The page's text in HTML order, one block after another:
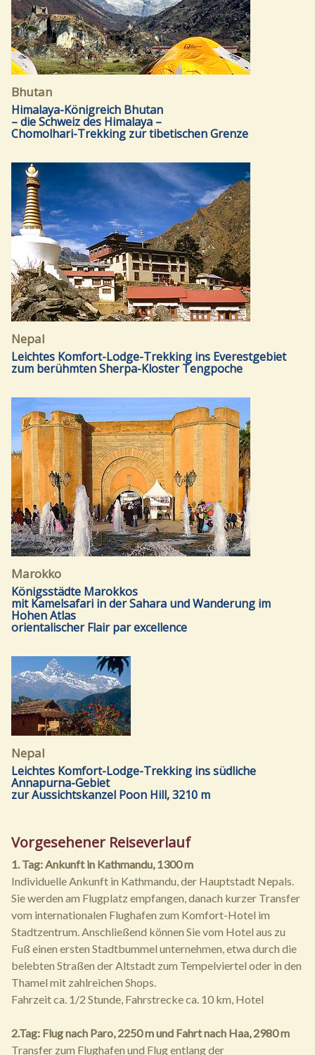
Bhutan
Himalaya-Königreich Bhutan
– die Schweiz des Himalaya –
Chomolhari-Trekking zur tibetischen Grenze
Nepal
Leichtes Komfort-Lodge-Trekking ins Everestgebiet
zum berühmten Sherpa-Kloster Tengpoche
Marokko
Königsstädte Marokkos
mit Kamelsafari in der Sahara und Wanderung im
Hohen Atlas
orientalischer Flair par excellence
Nepal
Leichtes Komfort-Lodge-Trekking ins südliche
Annapurna-Gebiet
zur Aussichtskanzel Poon Hill, 3210 m
Vorgesehener Reiseverlauf
1. Tag: Ankunft in Kathmandu, 1300 m
Individuelle Ankunft in Kathmandu, der Hauptstadt Nepals.
Sie werden am Flugplatz empfangen, danach kurzer Transfer
vom internationalen Flughafen zum Komfort-Hotel im
Stadtzentrum. Anschließend können Sie vom Hotel aus zu
Fuß einen ersten Stadtbummel unternehmen, etwa durch die
belebten Straßen der Altstadt zum Tempelviertel oder in den
Thamel mit zahlreichen Shops.
Fahrzeit ca. 1/2 Stunde, Fahrstrecke ca. 10 km, Hotel
2.Tag: Flug nach Paro, 2250 m und Fahrt nach Haa, 2980 m
Transfer zum Flughafen und Flug entlang der